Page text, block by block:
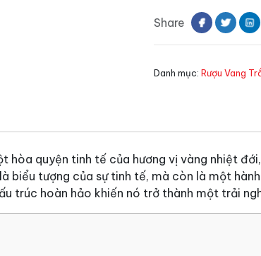
Sauvignon
Blanc
số
Share
Danh mục: Rượu Vang
hòa quyện tinh tế của hương vị vàng nhiệt
biểu tượng của sự tinh tế, mà còn là một
trúc hoàn hảo khiến nó trở thành một trải